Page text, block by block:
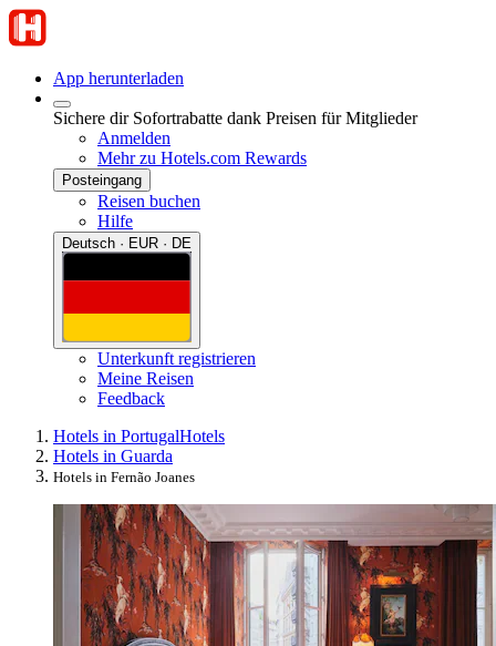
App herunterladen
Sichere dir Sofortrabatte dank Preisen für Mitglieder
Anmelden
Mehr zu Hotels.com Rewards
Posteingang
Reisen buchen
Hilfe
Deutsch · EUR · DE
Unterkunft registrieren
Meine Reisen
Feedback
Hotels in PortugalHotels
Hotels in Guarda
Hotels in Fernão Joanes